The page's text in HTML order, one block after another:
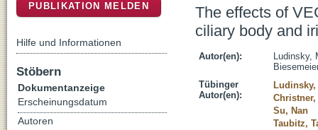
The effects of
ciliary body and
Autor(en):
Ludinsky,
Tübinger
Autor(en):
Christner,
Su, Nan
Taubitz,
PUBLIKATION MELDEN
Hilfe und Informationen
Stöbern
Dokumentanzeige
Erscheinungsdatum
Autoren